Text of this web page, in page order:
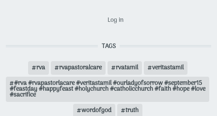
Log in
TAGS
rva rvapastoralcare rvatamil
veritastamil
#rva #rvapastorlacare #veritastamil #ourladyofsorrow #september15
#feastday #happyfeast #holychurch #catholicchurch #faith #hope #love
#sacrifice
wordofgod
truth